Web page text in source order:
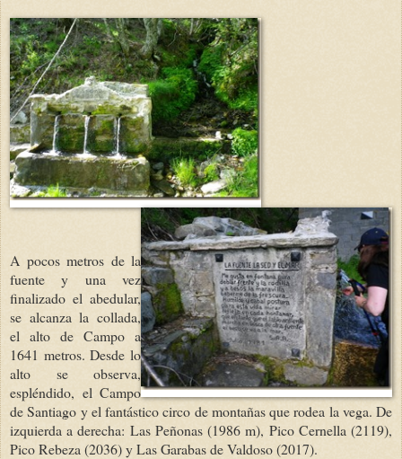
A pocos metros de la
fuente y una vez
finalizado el abedular,
se alcanza la collada,
el alto de Campo a
1641 metros. Desde lo
alto se observa,
espléndido, el Campo
de Santiago y el fantástico circo de montañas que rodea la vega. De
izquierda a derecha: Las Peñonas (1986 m), Pico Cernella (2119),
Pico Rebeza (2036) y Las Garabas de Valdoso (2017).